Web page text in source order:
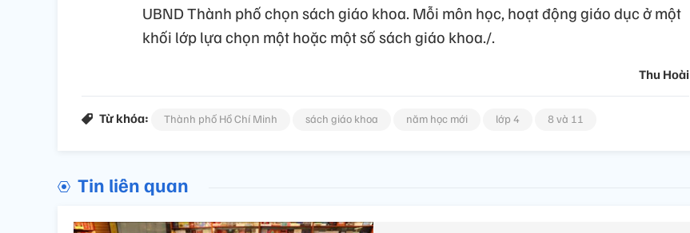
UBND Thành phố chọn sách giáo khoa. Mỗi môn học, hoạt động giáo dục ở một
khối lớp lựa chọn một hoặc một số sách giáo khoa./.
Thu Hoài
Từ khóa: Thành phố Hồ Chí Minh sách giáo khoa năm học mới lớp 4 8 và 11
Tin liên quan